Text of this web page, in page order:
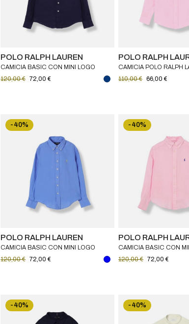
POLO RALPH LAUREN
CAMICIA BASIC CON MINI LOGO
POLO RALPH LAUREN BAMBINO
120,00 € 72,00 €
POLO RALPH
CAMICIA POLO RALPH
BAMBINO IN LINO CON
110,00 € 66,00 €
-40%
POLO RALPH LAUREN
CAMICIA BASIC CON MINI LOGO
POLO RALPH LAUREN BAMBINO
120,00 € 72,00 €
-40%
POLO RALPH
CAMICIA BASIC CON
POLO RALPH LAUREN
120,00 € 72,00 €
-40% -40%